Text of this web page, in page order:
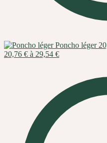
Poncho léger
20,76 € à 29,54 €